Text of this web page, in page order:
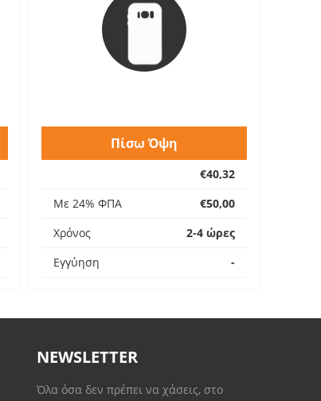
Πίσω Όψη
€40,32
Με 24% ΦΠΑ
€50,00
Χρόνος
2-4 ώρες
Εγγύηση
-
NEWSLETTER
Όλα όσα δεν πρέπει να χάσεις, στο